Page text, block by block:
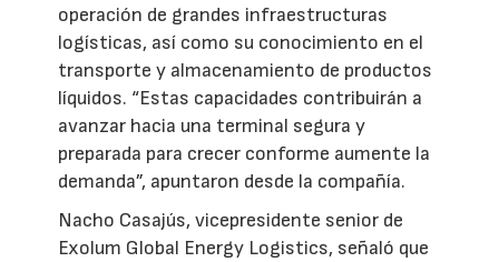
operación de grandes infraestructuras
logísticas, así como su conocimiento en el
transporte y almacenamiento de productos
líquidos. “Estas capacidades contribuirán a
avanzar hacia una terminal segura y
preparada para crecer conforme aumente la
demanda”, apuntaron desde la compañía.
Nacho Casajús, vicepresidente senior de
Exolum Global Energy Logistics, señaló que